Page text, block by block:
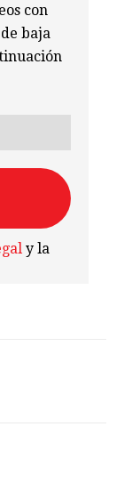
con
baja
y la